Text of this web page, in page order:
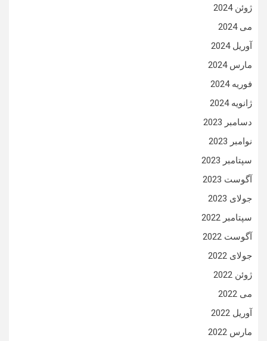
ژوئن 2024
می 2024
آوریل 2024
مارس 2024
فوریه 2024
ژانویه 2024
دسامبر 2023
نوامبر 2023
سپتامبر 2023
آگوست 2023
جولای 2023
سپتامبر 2022
آگوست 2022
جولای 2022
ژوئن 2022
می 2022
آوریل 2022
مارس 2022